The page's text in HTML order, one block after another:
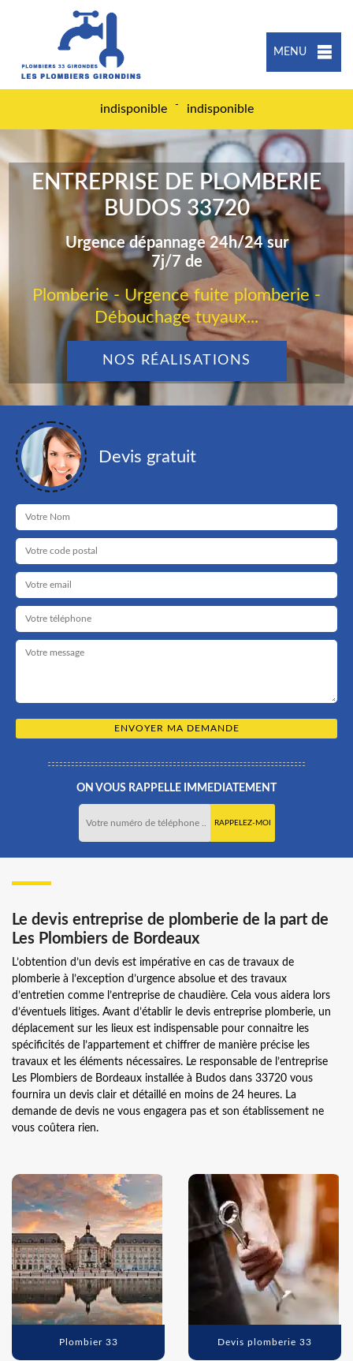
MENU
indisponible - indisponible
ENTREPRISE DE PLOMBERIE
BUDOS 33720
Urgence dépannage 24h/24 sur
7j/7 de
Plomberie - Urgence fuite plomberie -
Débouchage tuyaux...
NOS RÉALISATIONS
Devis gratuit
ON VOUS RAPPELLE IMMEDIATEMENT
Le devis entreprise de plomberie de la part de
Les Plombiers de Bordeaux
L’obtention d’un devis est impérative en cas de travaux de
plomberie à l’exception d’urgence absolue et des travaux
d’entretien comme l’entreprise de chaudière. Cela vous aidera lors
d’éventuels litiges. Avant d’établir le devis entreprise plomberie, un
déplacement sur les lieux est indispensable pour connaitre les
spécificités de l’appartement et chiffrer de manière précise les
travaux et les éléments nécessaires. Le responsable de l’entreprise
Les Plombiers de Bordeaux installée à Budos dans 33720 vous
fournira un devis clair et détaillé en moins de 24 heures. La
demande de devis ne vous engagera pas et son établissement ne
vous coûtera rien.
Plombier 33 Devis plomberie 33